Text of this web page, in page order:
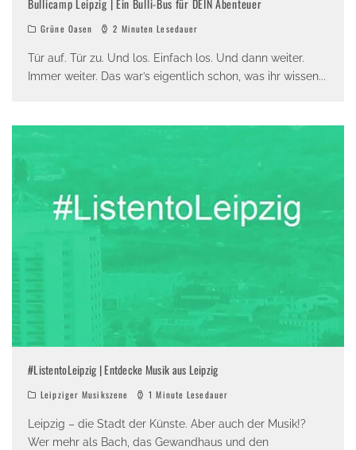
Bullicamp Leipzig | Ein Bulli-Bus für DEIN Abenteuer
Grüne Oasen 2 Minuten Lesedauer
Tür auf. Tür zu. Und los. Einfach los. Und dann weiter.
Immer weiter. Das war’s eigentlich schon, was ihr wissen...
#ListentoLeipzig | Entdecke Musik aus Leipzig
Leipziger Musikszene 1 Minute Lesedauer
Leipzig – die Stadt der Künste. Aber auch der Musik!?
Wer mehr als Bach, das Gewandhaus und den